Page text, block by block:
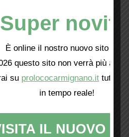
il vernacolo di Novelli
di San Lorenzo
Super
È online il nostro nuovo sito web!
questo sito non verrà più
su prolococarmignano.it tutti i
in tempo reale!
IL NUOVO